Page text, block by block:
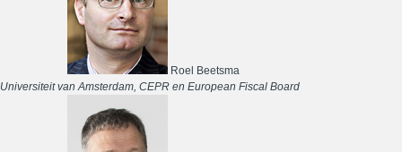
Roel Beetsma
Universiteit van Amsterdam, CEPR en European Fiscal Board